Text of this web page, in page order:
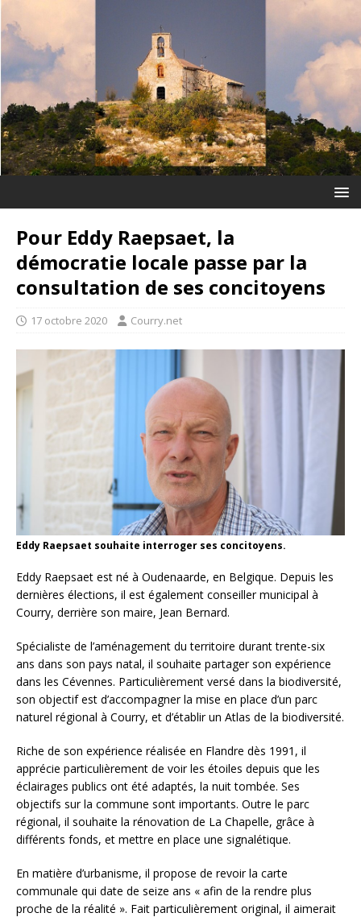
Pour Eddy Raepsaet, la
démocratie locale passe par la
consultation de ses concitoyens
17 octobre 2020 Courry.net
Eddy Raepsaet souhaite interroger ses concitoyens.
Eddy Raepsaet est né à Oudenaarde, en Belgique. Depuis les
dernières élections, il est également conseiller municipal à
Courry, derrière son maire, Jean Bernard.
Spécialiste de l’aménagement du territoire durant trente-six
ans dans son pays natal, il souhaite partager son expérience
dans les Cévennes. Particulièrement versé dans la biodiversité,
son objectif est d’accompagner la mise en place d’un parc
naturel régional à Courry, et d’établir un Atlas de la biodiversité.
Riche de son expérience réalisée en Flandre dès 1991, il
apprécie particulièrement de voir les étoiles depuis que les
éclairages publics ont été adaptés, la nuit tombée. Ses
objectifs sur la commune sont importants. Outre le parc
régional, il souhaite la rénovation de La Chapelle, grâce à
différents fonds, et mettre en place une signalétique.
En matière d’urbanisme, il propose de revoir la carte
communale qui date de seize ans « afin de la rendre plus
proche de la réalité ». Fait particulièrement original, il aimerait